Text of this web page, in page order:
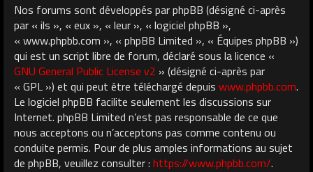
Nos forums sont développés par phpBB (désigné ci-après
par « ils », « eux », « leur », « logiciel phpBB »,
« www.phpbb.com », « phpBB Limited », « Équipes phpBB »)
qui est un script libre de forum, déclaré sous la licence «
GNU General Public License v2 » (désigné ci-après par
« GPL ») et qui peut être téléchargé depuis www.phpbb.com.
Le logiciel phpBB facilite seulement les discussions sur
Internet. phpBB Limited n’est pas responsable de ce que
nous acceptons ou n’acceptons pas comme contenu ou
conduite permis. Pour de plus amples informations au sujet
de phpBB, veuillez consulter : https://www.phpbb.com/.